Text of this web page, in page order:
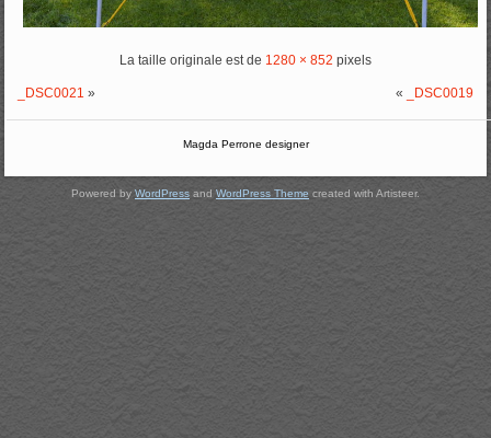
La taille originale est de 1280 × 852 pixels
_DSC0021 » « _DSC0019
Magda Perrone designer
Powered by WordPress and WordPress Theme created with Artisteer.